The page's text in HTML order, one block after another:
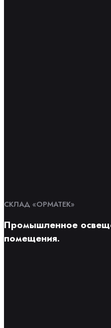
СКЛАД «ОРМАТЕК»
Промышленное
помещения.